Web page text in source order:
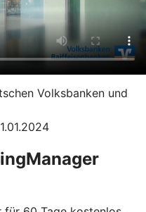
Volksbanken und